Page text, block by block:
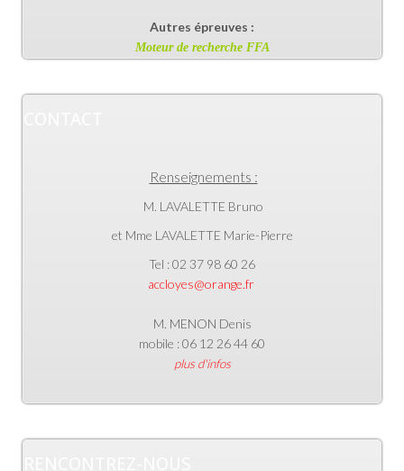
Autres épreuves :
Moteur de recherche FFA
Renseignements :
M. LAVALETTE Bruno
et Mme LAVALETTE Marie-Pierre
Tel : 02 37 98 60 26
accloyes@orange.fr
M. MENON Denis
mobile : 06 12 26 44 60
plus d'infos